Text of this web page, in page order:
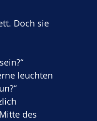
Doch sie
leuchten
des